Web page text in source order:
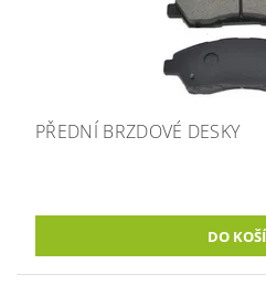
PŘEDNÍ BRZDOVÉ DESKY